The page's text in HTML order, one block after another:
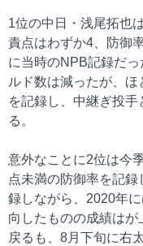
1位の中日・浅尾拓也
責点はわずか4、防御
に当時のNPB記録だ
ルド数は減ったが、
を記録し、中継ぎ投
る。
意外なことに2位は今
点未満の防御率を記
録しながら、2020年
向したものの成績は
戻るも、8月下旬に右